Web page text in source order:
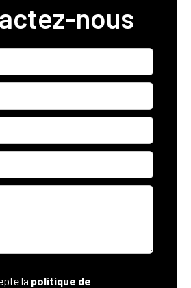
nous
la politique de